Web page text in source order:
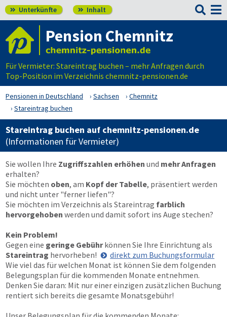
 Unterkünfte  Inhalt 
Pension Chemnitz
Für Vermieter: Stareintrag buchen – mehr Anfragen durch
Top-Position im Verzeichnis chemnitz-pensionen.de
Pensionen in Deutschland Sachsen
Chemnitz
Stareintrag buchen
Stareintrag buchen auf chemnitz-pensionen.de
(Informationen für Vermieter)
Sie wollen Ihre Zugriffszahlen erhöhen und mehr Anfragen
erhalten?
Sie möchten oben, am Kopf der Tabelle, präsentiert werden
und nicht unter "ferner liefen"?
Sie möchten im Verzeichnis als Stareintrag farblich
hervorgehoben werden und damit sofort ins Auge stechen?
Kein Problem!
Gegen eine geringe Gebührkönnen Sie Ihre Einrichtung als
Stareintrag hervorheben!
direkt zum Buchungsformular
Wie viel das für welchen Monat ist können Sie dem folgenden
Belegungsplan für die kommenden Monate entnehmen.
Denken Sie daran: Mit nur einer einzigen zusätzlichen Buchung
rentiert sich bereits die gesamte Monatsgebühr!